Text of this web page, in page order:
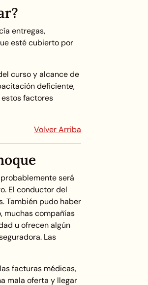
entregas,
esté cubierto por
curso y alcance de
deficiente,
estos factores
Volver Arriba
será
El conductor del
También pudo haber
muchas compañías
u ofrecen algún
Las
facturas médicas,
mala oferta y llegar